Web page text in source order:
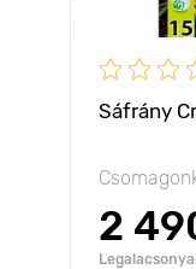
Sáfrány
2